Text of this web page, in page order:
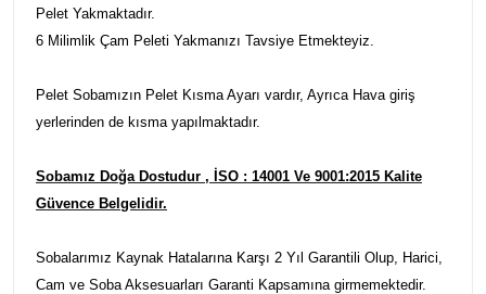
Pelet Yakmaktadır.
6 Milimlik Çam Peleti Yakmanızı Tavsiye Etmekteyiz.
Pelet Sobamızın Pelet Kısma Ayarı vardır, Ayrıca Hava giriş
yerlerinden de kısma yapılmaktadır.
Sobamız Doğa Dostudur , İSO : 14001 Ve 9001:2015 Kalite
Güvence Belgelidir.
Sobalarımız Kaynak Hatalarına Karşı 2 Yıl Garantili Olup, Harici,
Cam ve Soba Aksesuarları Garanti Kapsamına girmemektedir.